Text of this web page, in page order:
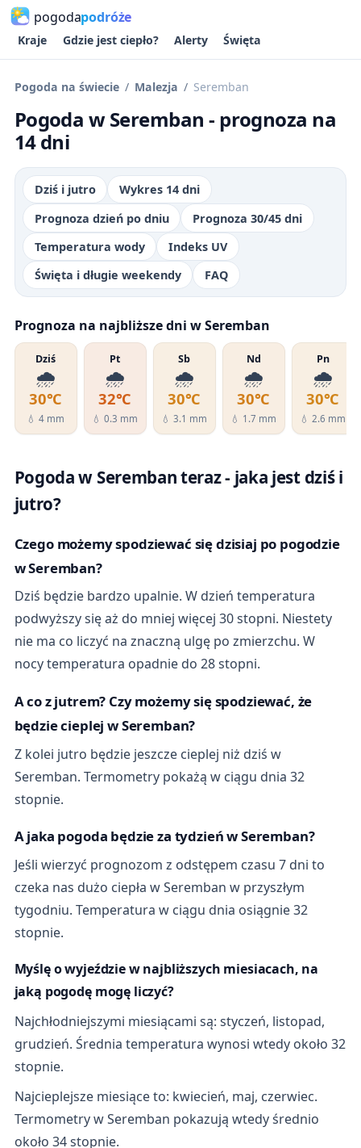
pogodapodróże
Kraje Gdzie jest ciepło? Alerty Święta
Pogoda na świecie Malezja Seremban
Pogoda w Seremban - prognoza na
14 dni
Dziś i jutro
Wykres 14 dni
Prognoza dzień po dniu
Prognoza 30/45 dni
Temperatura wody
Indeks UV
Święta i długie weekendy
FAQ
Prognoza na najbliższe dni w Seremban
Dziś
🌧️
30℃
💧 4 mm
Pt
🌧️
32℃
💧 0.3 mm
Sb
🌧️
30℃
💧 3.1 mm
Nd
🌧️
30℃
💧 1.7 mm
Pn
🌧️
30℃
💧 2.6 mm
Pogoda w Seremban teraz - jaka jest dziś i
jutro?
Czego możemy spodziewać się dzisiaj po pogodzie
w Seremban?
Dziś będzie bardzo upalnie. W dzień temperatura
podwyższy się aż do mniej więcej 30 stopni. Niestety
nie ma co liczyć na znaczną ulgę po zmierzchu. W
nocy temperatura opadnie do 28 stopni.
A co z jutrem? Czy możemy się spodziewać, że
będzie cieplej w Seremban?
Z kolei jutro będzie jeszcze cieplej niż dziś w
Seremban. Termometry pokażą w ciągu dnia 32
stopnie.
A jaka pogoda będzie za tydzień w Seremban?
Jeśli wierzyć prognozom z odstępem czasu 7 dni to
czeka nas dużo ciepła w Seremban w przyszłym
tygodniu. Temperatura w ciągu dnia osiągnie 32
stopnie.
Myślę o wyjeździe w najbliższych miesiacach, na
jaką pogodę mogę liczyć?
Najchłodniejszymi miesiącami są: styczeń, listopad,
grudzień. Średnia temperatura wynosi wtedy około 32
stopnie.
Najcieplejsze miesiące to: kwiecień, maj, czerwiec.
Termometry w Seremban pokazują wtedy średnio
około 34 stopnie.